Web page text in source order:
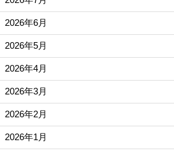
2026年6月
2026年5月
2026年4月
2026年3月
2026年2月
2026年1月